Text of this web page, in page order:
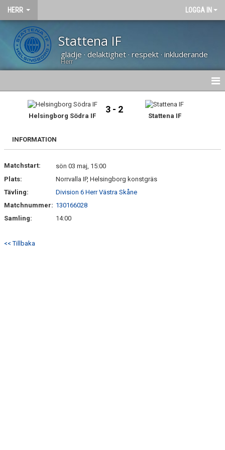
HERR LOGGA IN
Stattena IF
glädje · delaktighet · respekt · inkluderande
Herr
NYHETER
KALENDER
TRUPPEN
DOKUMENT
Helsingborg Södra IF
3 - 2
Stattena IF
INFORMATION
Matchstart:
sön 03 maj, 15:00
Plats:
Norrvalla IP, Helsingborg konstgräs
Tävling:
Division 6 Herr Västra Skåne
Matchnummer: 130166028
Samling:
14:00
<< Tillbaka